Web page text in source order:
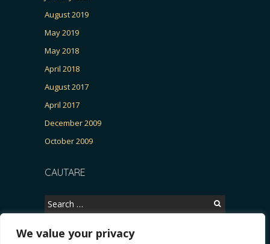
We value your privacy
August 2019
May 2019
May 2018
April 2018
August 2017
April 2017
December 2009
October 2009
CAUTARE
Search
for: